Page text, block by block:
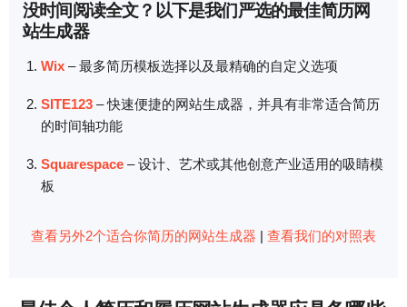
没时间阅读全文？以下是我们严选的最佳简历网
站生成器
Wix – 最多简历模板选择以及最精确的自定义选项
SITE123 – 快速便捷的网站生成器，并具有非常适合简历
的时间轴功能
Squarespace – 设计、艺术或其他创意产业适用的吸睛模
板
查看另外2个适合你简历的网站生成器 | 查看我们的对照表